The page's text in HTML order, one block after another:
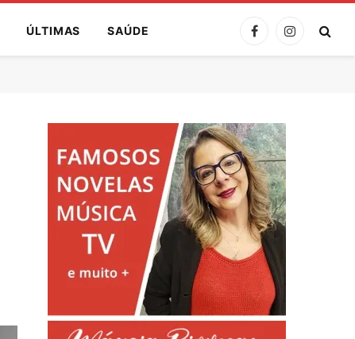
ÚLTIMAS SAÚDE FacebookInstagram